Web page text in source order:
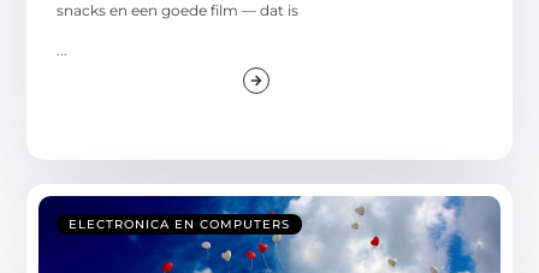
snacks en een goede film — dat is
ELECTRONICA EN COMPUTERS